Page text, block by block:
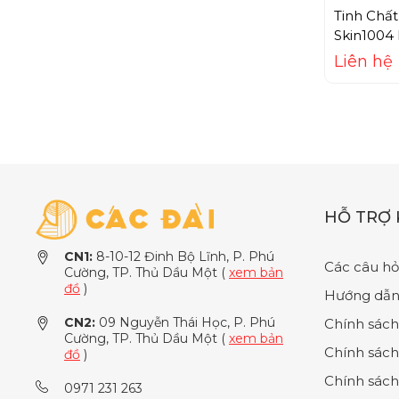
Burberry
BVLGARI
Byphasse
Cabotine
Calliderm
Calvin Klein
Tinh
Asiatica
Liên hệ
CN1: 8-10-12 Đinh Bộ Lĩnh, P. Phú
Cường, TP. Thủ Dầu Một ( xem bản
đồ )
CN2: 09 Nguyễn Thái Học, P. Phú
Cường, TP. Thủ Dầu Một ( xem bản
đồ )
0971 231 263
HỖ TRỢ
Các câu
Hướng
Chính
Chính
Chính